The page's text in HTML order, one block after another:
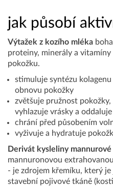
jak působí
Výtažek z kozího mléka
proteiny, minerály a
pokožku.
stimuluje syntézu
obnovu pokožky
zvětšuje pružnost
vyhlazuje vrásky a
chrání před působením
vyživuje a hydratuje
Derivát kysleliny mannurové
mannuronovou
- je zdrojem křemíku, který
stavební pojivové tkáně